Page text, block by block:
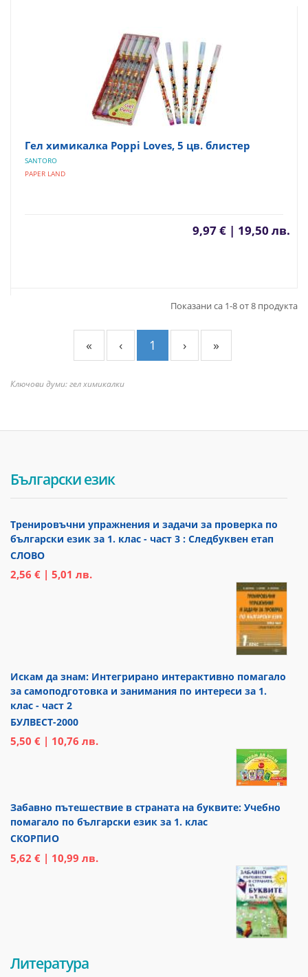
Гел химикалка Poppi Loves, 5 цв. блистер
SANTORO
PAPER LAND
9,97 € | 19,50 лв.
Показани са 1-8 от 8 продукта
« ‹ 1 › »
Ключови думи: гел химикалки
Български език
Тренировъчни упражнения и задачи за проверка по
български език за 1. клас - част 3 : Следбуквен етап
СЛОВО
2,56 € | 5,01 лв.
Искам да знам: Интегрирано интерактивно помагало
за самоподготовка и занимания по интереси за 1.
клас - част 2
БУЛВЕСТ-2000
5,50 € | 10,76 лв.
Забавно пътешествие в страната на буквите: Учебно
помагало по български език за 1. клас
СКОРПИО
5,62 € | 10,99 лв.
Литература